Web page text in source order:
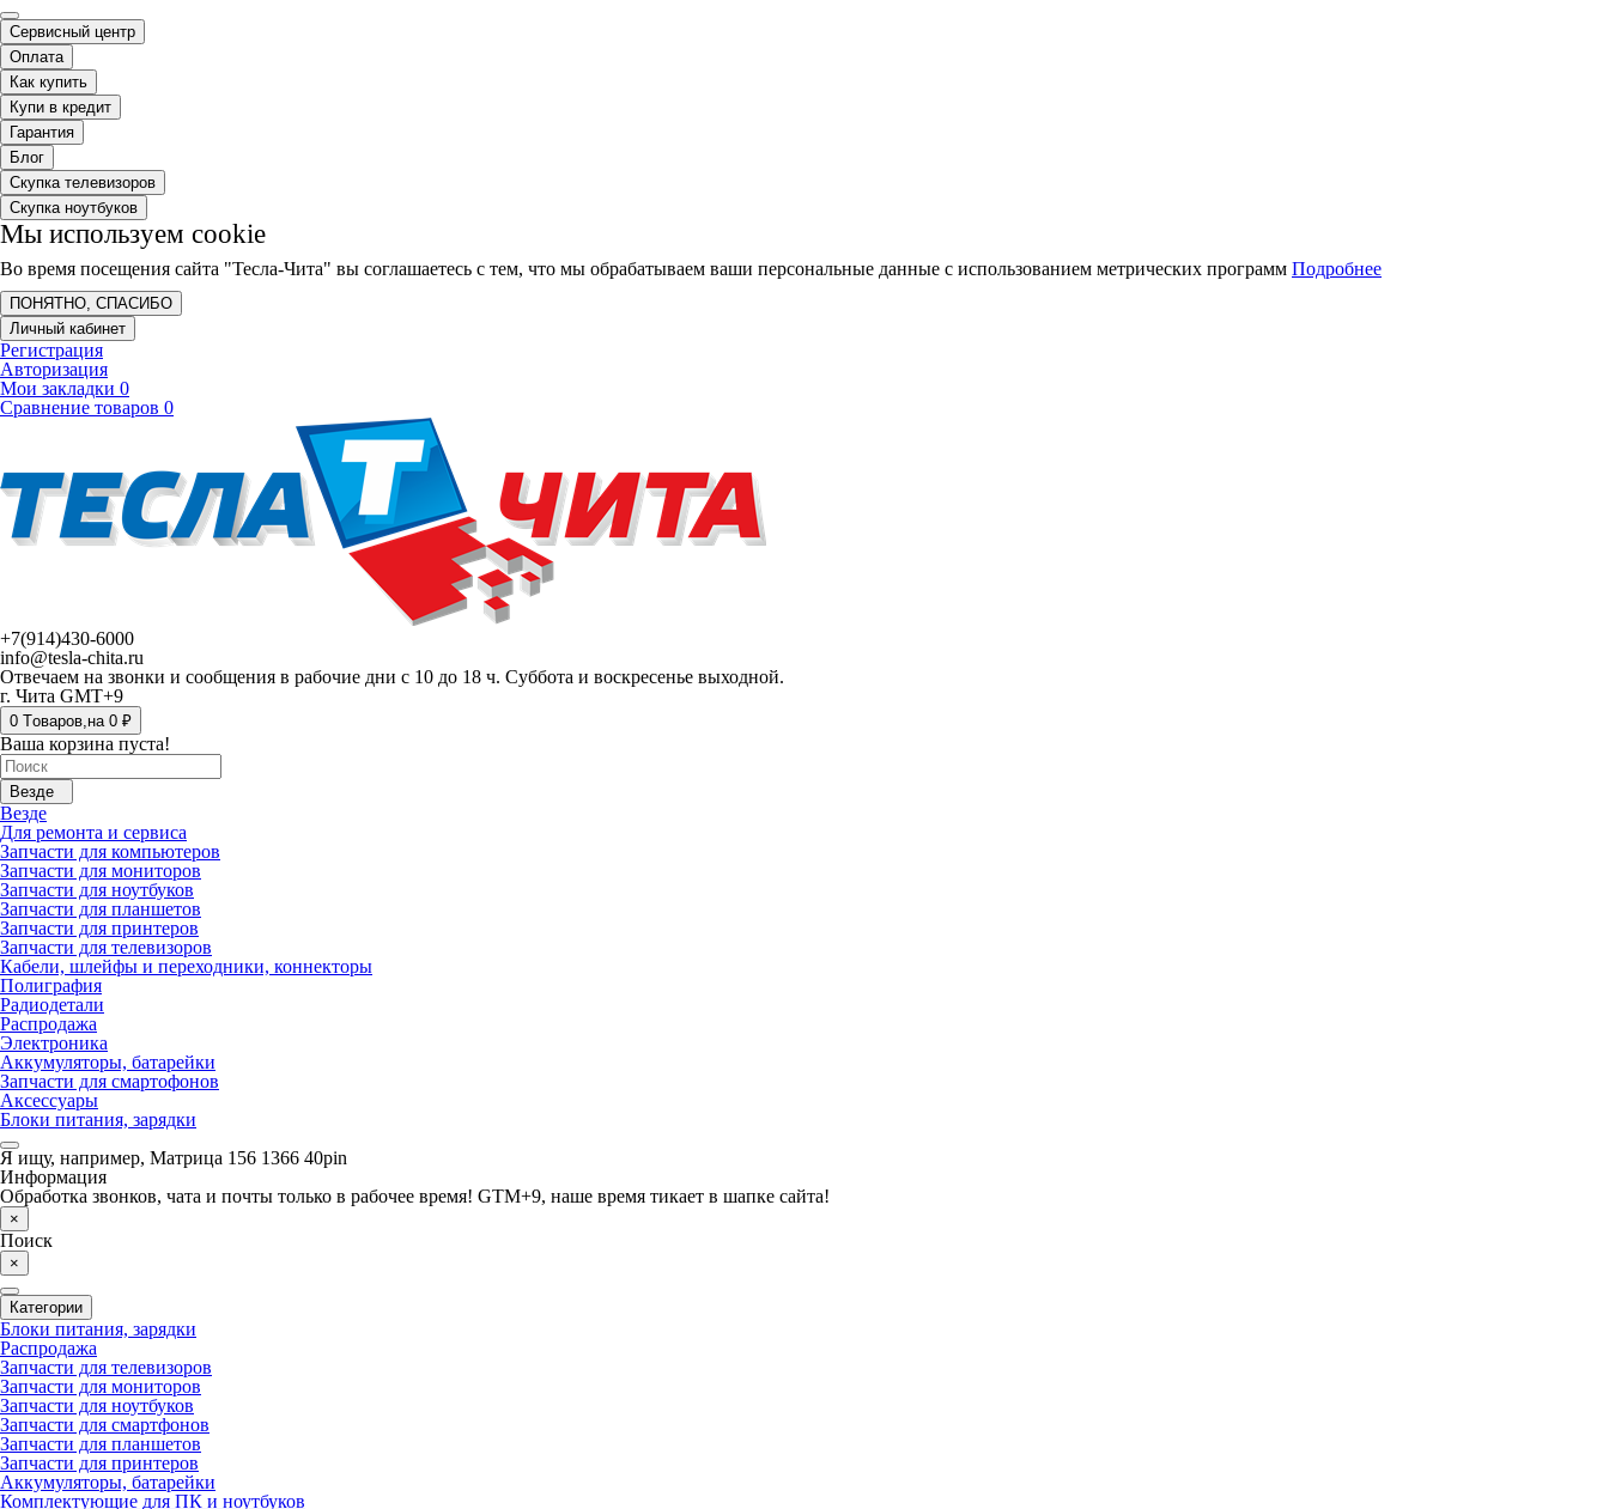
Сервисный центр
Оплата
Как купить
Купи в кредит
Гарантия
Блог
Скупка телевизоров
Скупка ноутбуков
Мы используем cookie
Во время посещения сайта "Тесла-Чита" вы соглашаетесь с тем, что мы обрабатываем ваши персональные данные с использованием метрических программ Подробнее
ПОНЯТНО, СПАСИБО
Личный кабинет
Регистрация
Авторизация
Мои закладки 0
Сравнение товаров 0
+7(914)430-6000
info@tesla-chita.ru
Отвечаем на звонки и сообщения в рабочие дни с 10 до 18 ч. Суббота и воскресенье выходной.
г. Чита GMT+9
0 Tоваров,на 0 ₽
Ваша корзина пуста!
Везде
Везде
Для ремонта и сервиса
Запчасти для компьютеров
Запчасти для мониторов
Запчасти для ноутбуков
Запчасти для планшетов
Запчасти для принтеров
Запчасти для телевизоров
Кабели, шлейфы и переходники, коннекторы
Полиграфия
Радиодетали
Распродажа
Электроника
Аккумуляторы, батарейки
Запчасти для смартофонов
Аксессуары
Блоки питания, зарядки
Я ищу, например, Матрица 156 1366 40pin
Информация
Обработка звонков, чата и почты только в рабочее время! GTM+9, наше время тикает в шапке сайта!
×
Поиск
×
Категории
Блоки питания, зарядки
Распродажа
Запчасти для телевизоров
Запчасти для мониторов
Запчасти для ноутбуков
Запчасти для смартфонов
Запчасти для планшетов
Запчасти для принтеров
Аккумуляторы, батарейки
Комплектующие для ПК и ноутбуков